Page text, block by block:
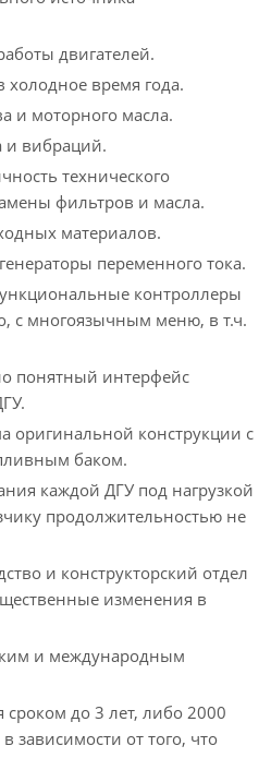
двигателей.
время года.
и моторного масла.
и вибраций.
технического
фильтров и масла.
материалов.
переменного тока.
контроллеры
с многоязычным меню, в т.ч.
понятный интерфейс
оригинальной конструкции с
баком.
каждой ДГУ под нагрузкой
продолжительностью не
и конструкторский отдел
изменения в
и международным
сроком до 3 лет, либо 2000
зависимости от того, что